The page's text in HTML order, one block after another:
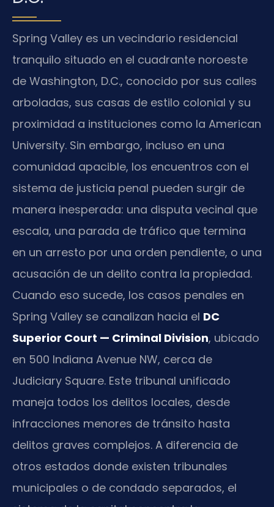
Spring Valley es un vecindario residencial
tranquilo situado en el cuadrante noroeste
de Washington, D.C., conocido por sus calles
arboladas, sus casas de estilo colonial y su
proximidad a instituciones como la American
University. Sin embargo, incluso en una
comunidad apacible, los encuentros con el
sistema de justicia penal pueden surgir de
manera inesperada: una disputa vecinal que
escala, una parada de tráfico que termina
en un arresto por una orden pendiente, o una
acusación de un delito contra la propiedad.
Cuando eso sucede, los casos penales en
Spring Valley se canalizan hacia el DC
Superior Court — Criminal Division, ubicado
en 500 Indiana Avenue NW, cerca de
Judiciary Square. Este tribunal unificado
maneja todos los delitos locales, desde
infracciones menores de tránsito hasta
delitos graves complejos. A diferencia de
otros estados donde existen tribunales
municipales o de condado separados, el